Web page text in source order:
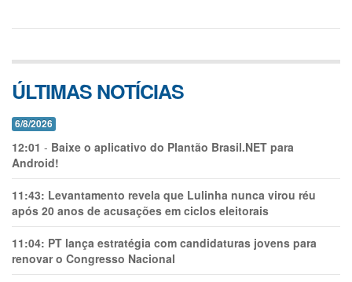
ÚLTIMAS NOTÍCIAS
6/8/2026
12:01 - Baixe o aplicativo do Plantão Brasil.NET para
Android!
11:43: Levantamento revela que Lulinha nunca virou réu
após 20 anos de acusações em ciclos eleitorais
11:04: PT lança estratégia com candidaturas jovens para
renovar o Congresso Nacional